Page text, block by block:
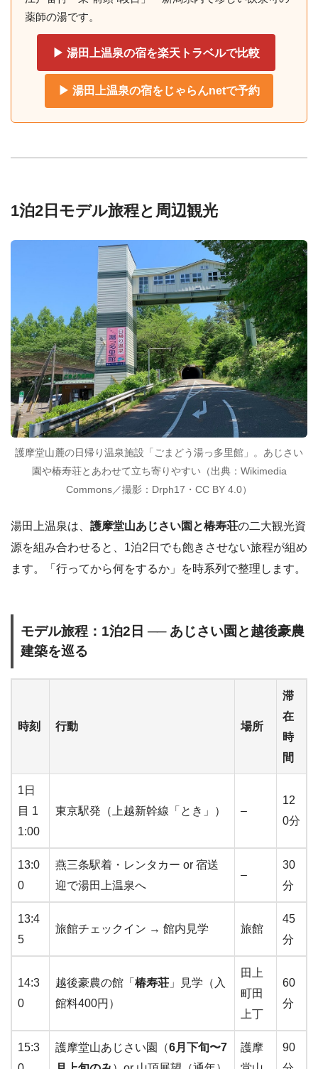
薬師の湯です。
▶ 湯田上温泉の宿を楽天トラベルで比較
▶ 湯田上温泉の宿をじゃらんnetで予約
1泊2日モデル旅程と周辺観光
護摩堂山麓の日帰り温泉施設「ごまどう湯っ多里館」。あじさい
園や椿寿荘とあわせて立ち寄りやすい（出典：Wikimedia
Commons／撮影：Drph17・CC BY 4.0）
湯田上温泉は、 護摩堂山あじさい園と椿寿荘の二大観光資
源を組み合わせると、1泊2日でも飽きさせない旅程が組め
ます。「行ってから何をするか」を時系列で整理します。
モデル旅程：1泊2日 ── あじさい園と越後豪農
建築を巡る
時刻 行動 場所
滞
在
時
間
1日
目 1
1:00
東京駅発（上越新幹線「とき」） –
12
0分
13:0
0
燕三条駅着・レンタカー or 宿送
迎で湯田上温泉へ
–
30
分
13:4
5
旅館チェックイン → 館内見学 旅館
45
分
14:3
0
越後豪農の館「 椿寿荘 」見学（入
館料400円）
田上
町田
上丁
60
分
15:3
護摩堂山あじさい園（6月下旬〜7
護摩
90